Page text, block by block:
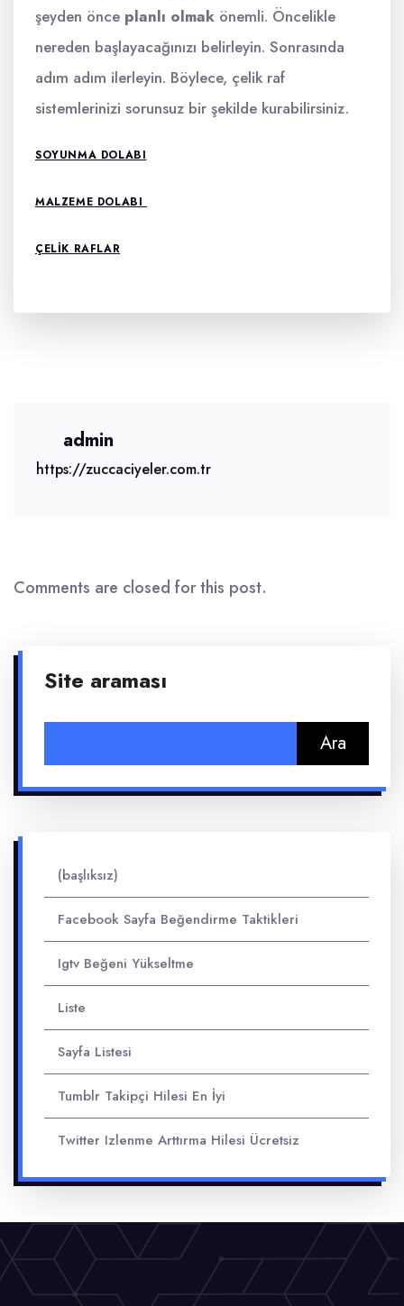
şeyden önce planlı olmak önemli. Öncelikle
nereden başlayacağınızı belirleyin. Sonrasında
adım adım ilerleyin. Böylece, çelik raf
sistemlerinizi sorunsuz bir şekilde kurabilirsiniz.
SOYUNMA DOLABI
MALZEME DOLABI
ÇELIK RAFLAR
admin
https://zuccaciyeler.com.tr
Comments are closed for this post.
Site araması
(başlıksız)
Facebook Sayfa Beğendirme Taktikleri
Igtv Beğeni Yükseltme
Liste
Sayfa Listesi
Tumblr Takipçi Hilesi En İyi
Twitter Izlenme Arttırma Hilesi Ücretsiz